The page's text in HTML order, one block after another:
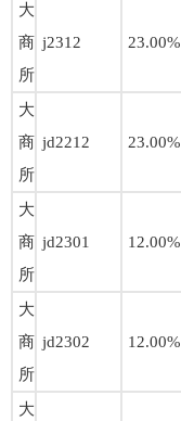
大
商
所
j2312 23.00%
大
商
所
jd2212 23.00%
大
商
所
jd2301 12.00%
大
商
所
jd2302 12.00%
大